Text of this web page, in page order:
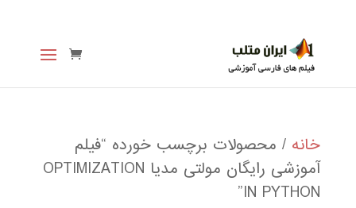
خانه / محصولات برچسب خورده “فیلم
آموزشی رایگان مولتی مدیا OPTIMIZATION
IN PYTHON”